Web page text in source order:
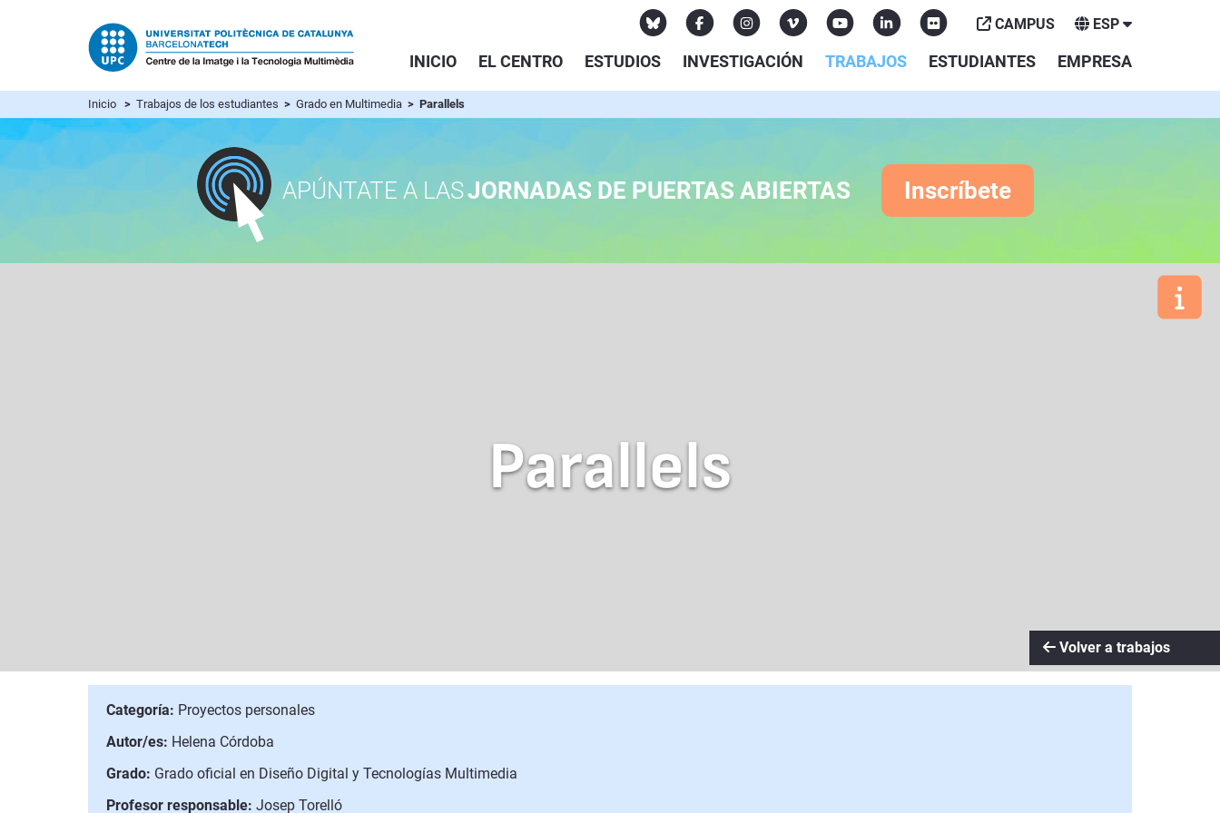
INICIO EL CENTRO ESTUDIOS INVESTIGACIÓN TRABAJOS ESTUDIANTES EMPRESA
CAMPUS ESP
Inicio > Trabajos de los estudiantes > Grado en Multimedia > Parallels
APÚNTATE A LASJORNADAS DE PUERTAS ABIERTAS Inscríbete
Parallels
Volver a trabajos
Categoría: Proyectos personales
Autor/es: Helena Córdoba
Grado: Grado oficial en Diseño Digital y Tecnologías Multimedia
Profesor responsable: Josep Torelló